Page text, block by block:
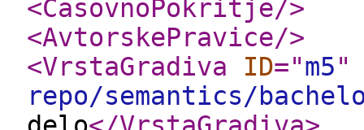
<CasovnoPokritje/>
<AvtorskePravice/>
<VrstaGradiva
ID="m5"
repo/semantics/